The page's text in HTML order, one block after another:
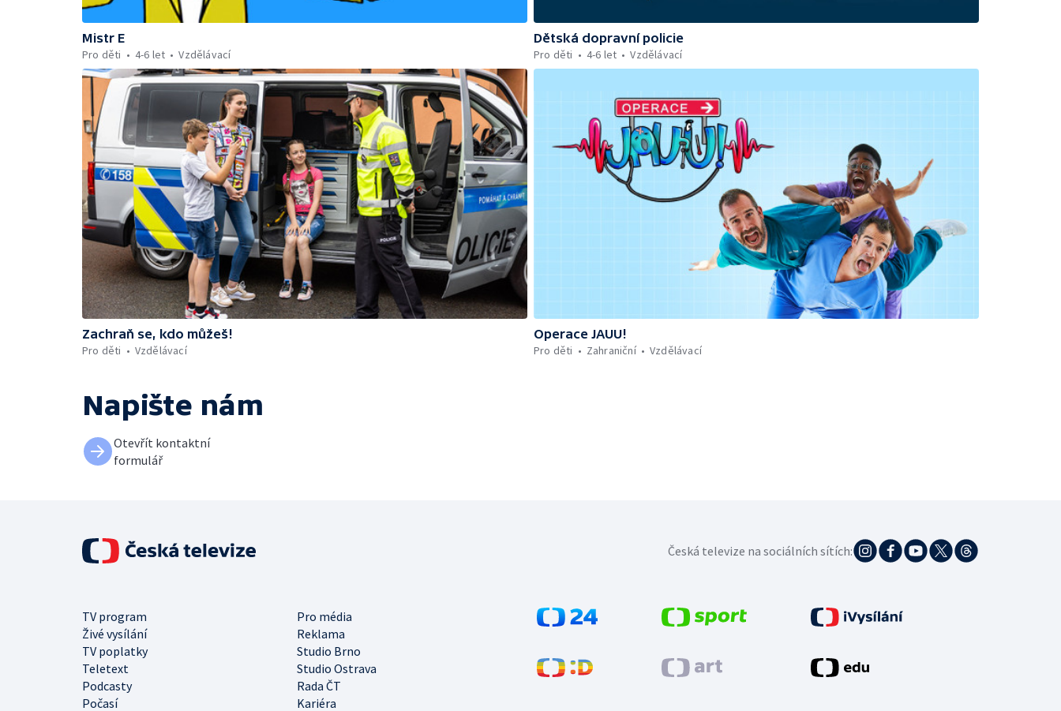
Mistr E
Pro děti
4-6 let Vzdělávací
Dětská dopravní policie
Pro děti
4-6 let Vzdělávací
Zachraň se, kdo můžeš!
Pro děti
Vzdělávací
Operace JAUU!
Pro děti
Zahraniční Vzdělávací
Napište nám
Otevřít kontaktní
formulář
TV program
Pro média
Živé vysílání
Reklama
TV poplatky
Studio Brno
Teletext
Studio Ostrava
Podcasty
Rada ČT
Počasí
Kariéra
Česká televize na sociálních sítích: